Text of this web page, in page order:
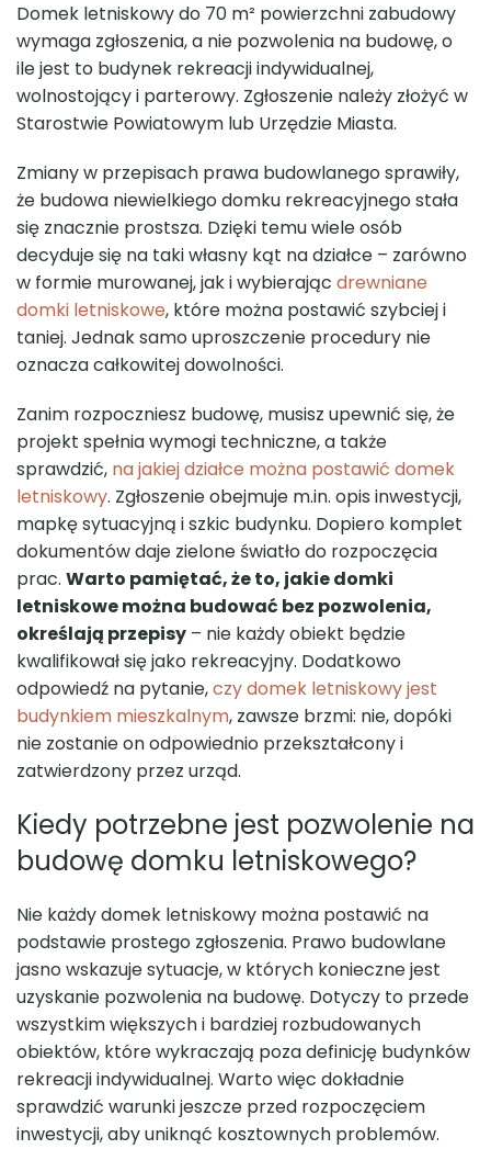
Domek letniskowy do 70 m² powierzchni zabudowy
wymaga zgłoszenia, a nie pozwolenia na budowę, o
ile jest to budynek rekreacji indywidualnej,
wolnostojący i parterowy. Zgłoszenie należy złożyć w
Starostwie Powiatowym lub Urzędzie Miasta.
Zmiany w przepisach prawa budowlanego sprawiły,
że budowa niewielkiego domku rekreacyjnego stała
się znacznie prostsza. Dzięki temu wiele osób
decyduje się na taki własny kąt na działce – zarówno
w formie murowanej, jak i wybierając drewniane
domki letniskowe, które można postawić szybciej i
taniej. Jednak samo uproszczenie procedury nie
oznacza całkowitej dowolności.
Zanim rozpoczniesz budowę, musisz upewnić się, że
projekt spełnia wymogi techniczne, a także
sprawdzić, na jakiej działce można postawić domek
letniskowy. Zgłoszenie obejmuje m.in. opis inwestycji,
mapkę sytuacyjną i szkic budynku. Dopiero komplet
dokumentów daje zielone światło do rozpoczęcia
prac. Warto pamiętać, że to, jakie domki
letniskowe można budować bez pozwolenia,
określają przepisy – nie każdy obiekt będzie
kwalifikował się jako rekreacyjny. Dodatkowo
odpowiedź na pytanie,czy domek letniskowy jest
budynkiem mieszkalnym, zawsze brzmi: nie, dopóki
nie zostanie on odpowiednio przekształcony i
zatwierdzony przez urząd.
Kiedy potrzebne jest pozwolenie na
budowę domku letniskowego?
Nie każdy domek letniskowy można postawić na
podstawie prostego zgłoszenia. Prawo budowlane
jasno wskazuje sytuacje, w których konieczne jest
uzyskanie pozwolenia na budowę. Dotyczy to przede
wszystkim większych i bardziej rozbudowanych
obiektów, które wykraczają poza definicję budynków
rekreacji indywidualnej. Warto więc dokładnie
sprawdzić warunki jeszcze przed rozpoczęciem
inwestycji, aby uniknąć kosztownych problemów.
Basen Premium SPA z jacuzzi
485×235
zł
Sauna Premium